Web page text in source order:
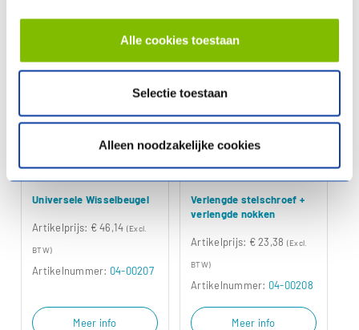
Alle cookies toestaan
Selectie toestaan
Alleen noodzakelijke cookies
Universele Wisselbeugel
Artikelprijs: € 46,14 (Excl.
BTW)
Artikelnummer: 04-00207
Meer info
Verlengde stelschroef +
verlengde nokken
Artikelprijs: € 23,38 (Excl.
BTW)
Artikelnummer: 04-00208
Meer info